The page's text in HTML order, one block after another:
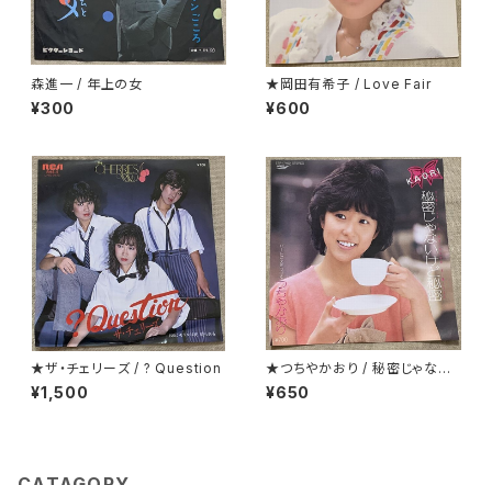
森進一 / 年上の女
¥300
★岡田有希子 / Love Fair
¥600
★ザ・チェリーズ / ? Question
¥1,500
★つちやかおり / 秘密じゃない
けど秘密
¥650